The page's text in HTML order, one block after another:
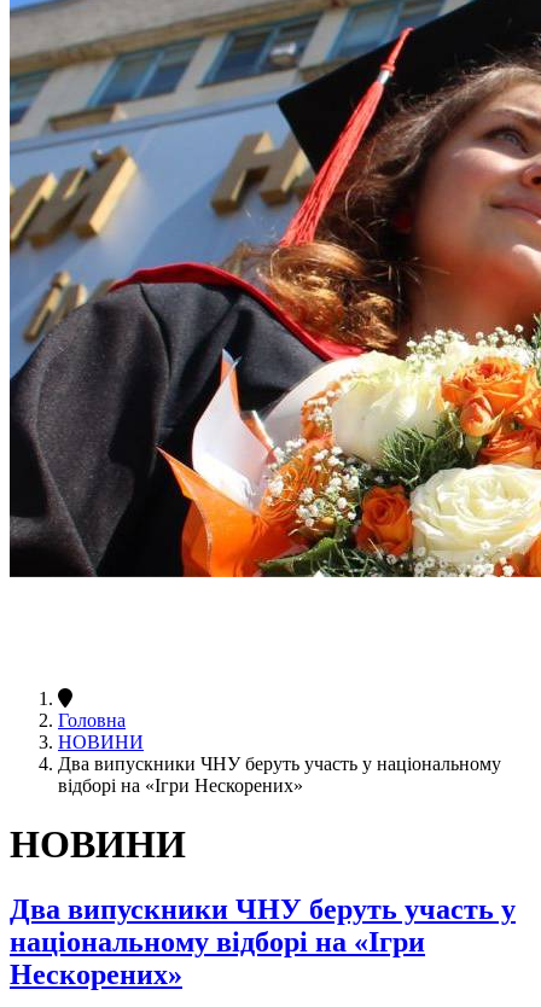
Головна
НОВИНИ
Два випускники ЧНУ беруть участь у національному
відборі на «Ігри Нескорених»
НОВИНИ
Два випускники ЧНУ беруть участь у
національному відборі на «Ігри
Нескорених»